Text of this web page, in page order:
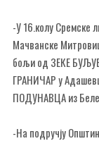
-У 16.колу Сремске
Мачванске
бољи од ЗЕКЕ
ГРАНИЧАР у
ПОДУНАВЦА из
-На подручју